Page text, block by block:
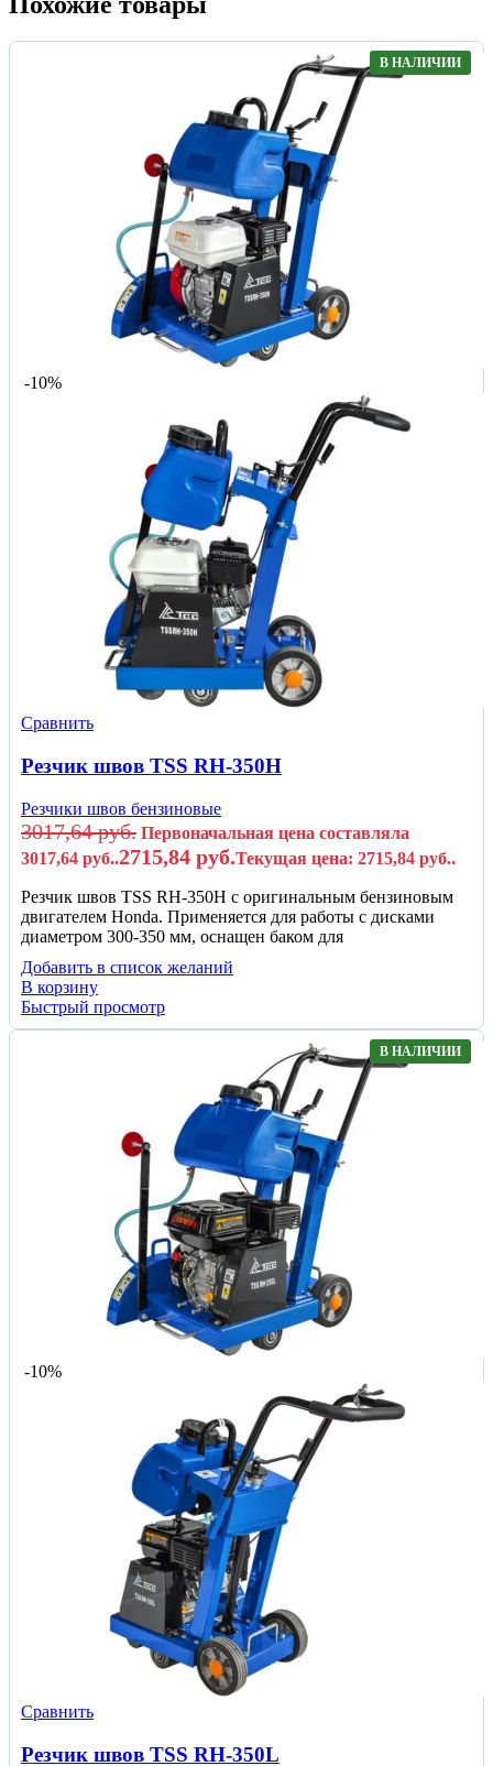
В НАЛИЧИИ
-10%
Сравнить
Резчик швов TSS RH-350H
Резчики швов бензиновые
3017,64руб. Первоначальная цена составляла
3017,64 руб..2715,84 руб.Текущая цена: 2715,84 руб..
Резчик швов TSS RH-350H c оригинальным бензиновым
двигателем Honda. Применяется для работы с дисками
диаметром 300-350 мм, оснащен баком для
Добавить в список желаний
В корзину
Быстрый просмотр
В НАЛИЧИИ
-10%
Сравнить
Резчик швов TSS RH-350L